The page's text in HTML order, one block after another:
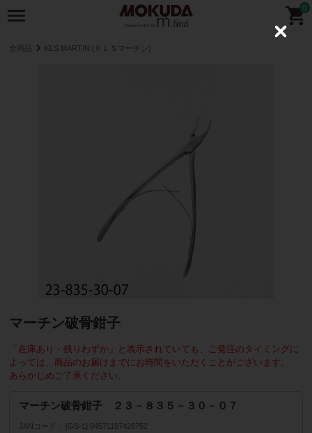
0
全商品 KLS MARTIN (ＫＬＳマーチン)
マーチン破骨鉗子
「在庫あり・残りわずか」と表示されていても、ご発注のタイミングに
よっては、商品のお届けまでにお時間をいただくことがございます。
あらかじめご了承ください。
マーチン破骨鉗子 ２３－８３５－３０－０７
JANコード
[GS-1] 04571197426752
C